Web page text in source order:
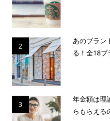
2
あのブラン
る！全18ブ
3
年金額は理
らもらえる